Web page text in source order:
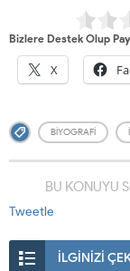
Bizlere Destek Olup
X
BIYOGRAFI
BU KONUYU
Tweetle
İLGİNİZİ